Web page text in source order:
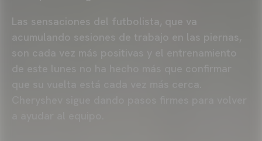
Las sensaciones del futbolista, que va
acumulando sesiones de trabajo en las piernas,
son cada vez más positivas y el entrenamiento